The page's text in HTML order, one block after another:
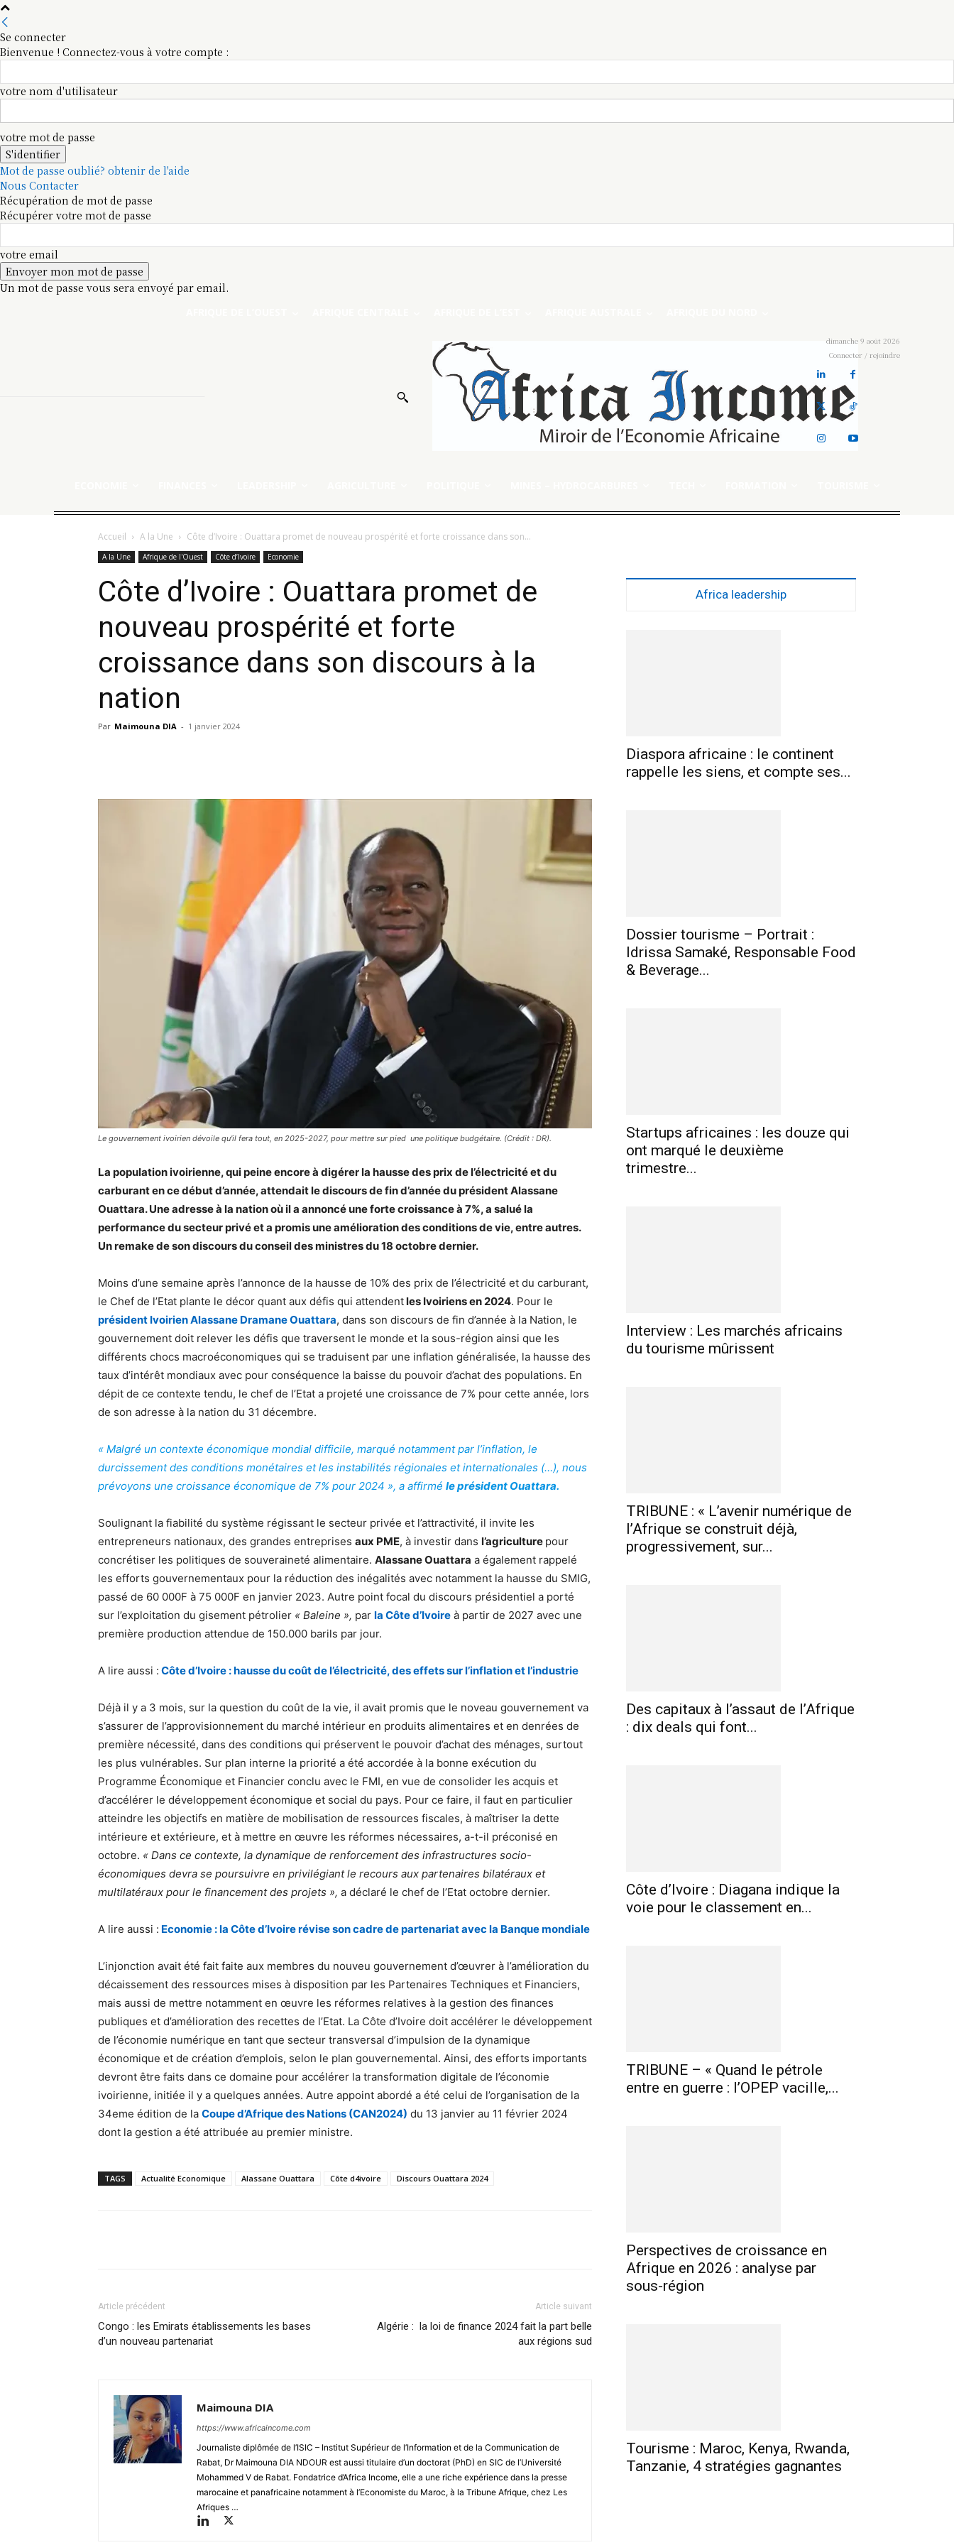
Se connecter
Bienvenue ! Connectez-vous à votre compte :
votre nom d'utilisateur
votre mot de passe
Mot de passe oublié? obtenir de l'aide
Nous Contacter
Récupération de mot de passe
Récupérer votre mot de passe
votre email
Un mot de passe vous sera envoyé par email.
dimanche 9 août 2026
Connecter / rejoindre
Accueil A la Une Côte d’Ivoire : Ouattara promet de nouveau prospérité et forte croissance dans son...
A la Une Afrique de l'Ouest Côte d’Ivoire Economie
Côte d’Ivoire : Ouattara promet de
nouveau prospérité et forte
croissance dans son discours à la
nation
Par Maimouna DIA - 1 janvier 2024
Imprimer Telegram
Le gouvernement ivoirien dévoile qu'il fera tout, en 2025-2027, pour mettre sur pied une politique budgétaire. (Crédit : DR).
La population ivoirienne, qui peine encore à digérer la hausse des prix de l’électricité et du
carburant en ce début d’année, attendait le discours de fin d’année du président Alassane
Ouattara. Une adresse à la nation où il a annoncé une forte croissance à 7%, a salué la
performance du secteur privé et a promis une amélioration des conditions de vie, entre autres.
Un remake de son discours du conseil des ministres du 18 octobre dernier.
Moins d’une semaine après l’annonce de la hausse de 10% des prix de l’électricité et du carburant,
le Chef de l’Etat plante le décor quant aux défis qui attendentles Ivoiriens en 2024. Pour le
président Ivoirien Alassane Dramane Ouattara, dans son discours de fin d’année à la Nation, le
gouvernement doit relever les défis que traversent le monde et la sous-région ainsi que les
différents chocs macroéconomiques qui se traduisent par une inflation généralisée, la hausse des
taux d’intérêt mondiaux avec pour conséquence la baisse du pouvoir d’achat des populations. En
dépit de ce contexte tendu, le chef de l’Etat a projeté une croissance de 7% pour cette année, lors
de son adresse à la nation du 31 décembre.
« Malgré un contexte économique mondial difficile, marqué notamment par l’inflation, le
durcissement des conditions monétaires et les instabilités régionales et internationales (…), nous
prévoyons une croissance économique de 7% pour 2024 », a affirmé le président Ouattara.
Soulignant la fiabilité du système régissant le secteur privée et l’attractivité, il invite les
entrepreneurs nationaux, des grandes entreprises aux PME, à investir dans l’agriculture pour
concrétiser les politiques de souveraineté alimentaire. Alassane Ouattara a également rappelé
les efforts gouvernementaux pour la réduction des inégalités avec notamment la hausse du SMIG,
passé de 60 000F à 75 000F en janvier 2023. Autre point focal du discours présidentiel a porté
sur l’exploitation du gisement pétrolier « Baleine », par la Côte d’Ivoire à partir de 2027 avec une
première production attendue de 150.000 barils par jour.
A lire aussi : Côte d’Ivoire : hausse du coût de l’électricité, des effets sur l’inflation et l’industrie
Déjà il y a 3 mois, sur la question du coût de la vie, il avait promis que le noveau gouvernement va
s’assurer de l’approvisionnement du marché intérieur en produits alimentaires et en denrées de
première nécessité, dans des conditions qui préservent le pouvoir d’achat des ménages, surtout
les plus vulnérables. Sur plan interne la priorité a été accordée à la bonne exécution du
Programme Économique et Financier conclu avec le FMI, en vue de consolider les acquis et
d’accélérer le développement économique et social du pays. Pour ce faire, il faut en particulier
atteindre les objectifs en matière de mobilisation de ressources fiscales, à maîtriser la dette
intérieure et extérieure, et à mettre en œuvre les réformes nécessaires, a-t-il préconisé en
octobre. « Dans ce contexte, la dynamique de renforcement des infrastructures socio-
économiques devra se poursuivre en privilégiant le recours aux partenaires bilatéraux et
multilatéraux pour le financement des projets », a déclaré le chef de l’Etat octobre dernier.
A lire aussi : Economie : la Côte d’Ivoire révise son cadre de partenariat avec la Banque mondiale
L’injonction avait été fait faite aux membres du nouveu gouvernement d’œuvrer à l’amélioration du
décaissement des ressources mises à disposition par les Partenaires Techniques et Financiers,
mais aussi de mettre notamment en œuvre les réformes relatives à la gestion des finances
publiques et d’amélioration des recettes de l’Etat. La Côte d’Ivoire doit accélérer le développement
de l’économie numérique en tant que secteur transversal d’impulsion de la dynamique
économique et de création d’emplois, selon le plan gouvernemental. Ainsi, des efforts importants
devront être faits dans ce domaine pour accélérer la transformation digitale de l’économie
ivoirienne, initiée il y a quelques années. Autre appoint abordé a été celui de l’organisation de la
34eme édition de la Coupe d’Afrique des Nations (CAN2024) du 13 janvier au 11 février 2024
dont la gestion a été attribuée au premier ministre.
TAGS Actualité Economique Alassane Ouattara Côte d4ivoire Discours Ouattara 2024
Article précédent
Congo : les Emirats établissements les bases
d’un nouveau partenariat
Article suivant
Algérie : la loi de finance 2024 fait la part belle
aux régions sud
Maimouna DIA
https://www.africaincome.com
Journaliste diplômée de l’ISIC – Institut Supérieur de l’Information et de la Communication de
Rabat, Dr Maimouna DIA NDOUR est aussi titulaire d’un doctorat (PhD) en SIC de l’Université
Mohammed V de Rabat. Fondatrice d’Africa Income, elle a une riche expérience dans la presse
marocaine et panafricaine notamment à l’Economiste du Maroc, à la Tribune Afrique, chez Les
Afriques …
Africa leadership
Diaspora africaine : le continent
rappelle les siens, et compte ses...
Dossier tourisme – Portrait :
Idrissa Samaké, Responsable Food
& Beverage...
Startups africaines : les douze qui
ont marqué le deuxième
trimestre...
Interview : Les marchés africains
du tourisme mûrissent
TRIBUNE : « L’avenir numérique de
l’Afrique se construit déjà,
progressivement, sur...
Des capitaux à l’assaut de l’Afrique
: dix deals qui font...
Côte d’Ivoire : Diagana indique la
voie pour le classement en...
TRIBUNE – « Quand le pétrole
entre en guerre : l’OPEP vacille,...
Perspectives de croissance en
Afrique en 2026 : analyse par
sous-région
Tourisme : Maroc, Kenya, Rwanda,
Tanzanie, 4 stratégies gagnantes